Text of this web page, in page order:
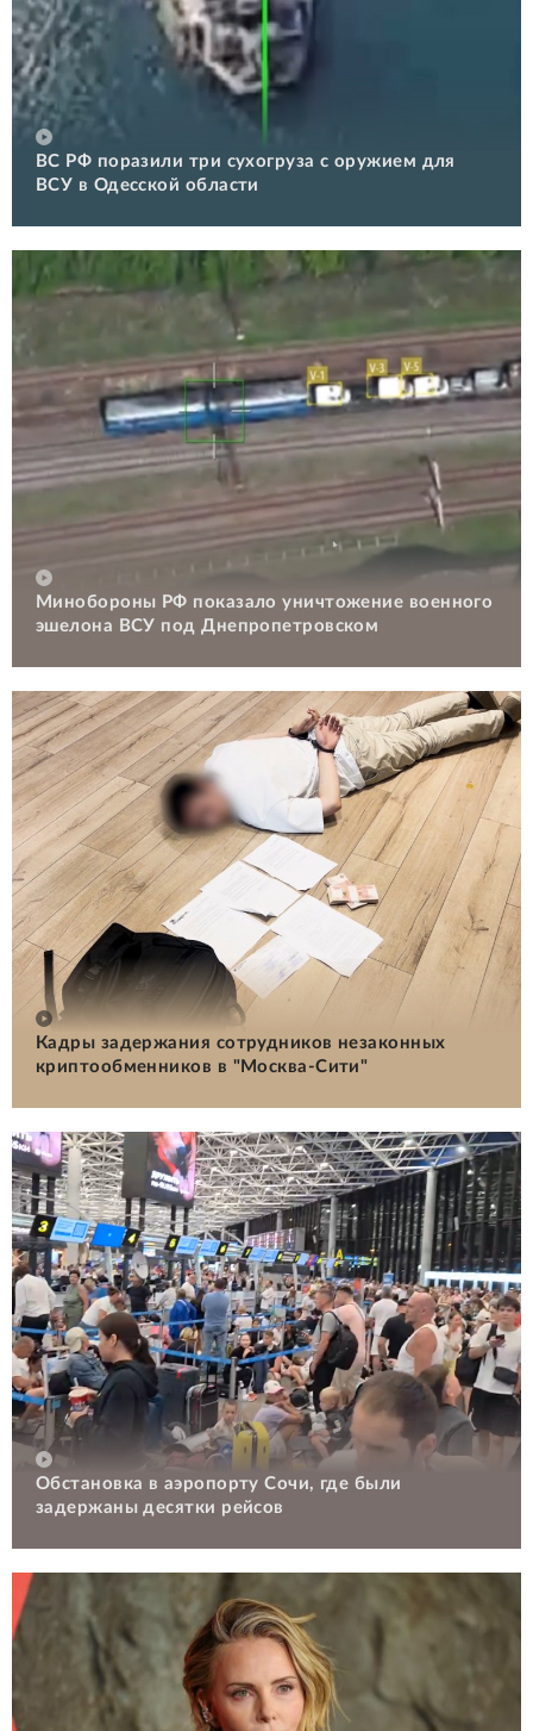
ВС РФ поразили три сухогруза с оружием для
ВСУ в Одесской области
Минобороны РФ показало уничтожение военного
эшелона ВСУ под Днепропетровском
Кадры задержания сотрудников незаконных
криптообменников в "Москва-Сити"
Обстановка в аэропорту Сочи, где были
задержаны десятки рейсов